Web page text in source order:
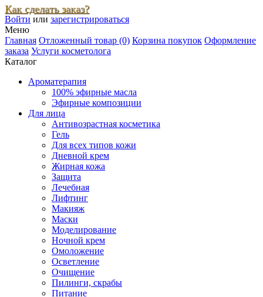
Как сделать заказ?
Войти или зарегистрироваться
Меню
Главная Отложенный товар (0) Корзина покупок Оформление
заказа Услуги косметолога
Каталог
Ароматерапия
100% эфирные масла
Эфирные композиции
Для лица
Антивозрастная косметика
Гель
Для всех типов кожи
Дневной крем
Жирная кожа
Защита
Лечебная
Лифтинг
Макияж
Маски
Моделирование
Ночной крем
Омоложение
Осветление
Очищение
Пилинги, скрабы
Питание